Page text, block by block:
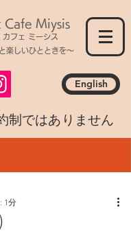
Cafe Miysis
カフェ ミーシス
楽しいひとときを～
English
制ではありません
1分